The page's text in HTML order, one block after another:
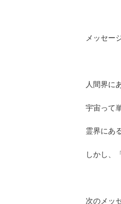
メッセー
人間界に
宇宙って
霊界にあ
しかし、
次のメッ